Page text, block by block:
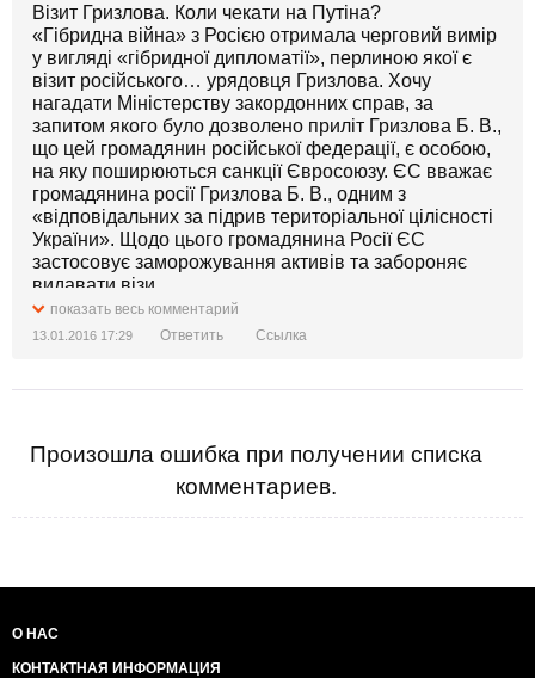
Візит Гризлова. Коли чекати на Путіна?
«Гібридна війна» з Росією отримала черговий вимір
у вигляді «гібридної дипломатії», перлиною якої є
візит російського… урядовця Гризлова. Хочу
нагадати Міністерству закордонних справ, за
запитом якого було дозволено приліт Гризлова Б. В.,
що цей громадянин російської федерації, є особою,
на яку поширюються санкції Євросоюзу. ЄС вважає
громадянина росії Гризлова Б. В., одним з
«відповідальних за підрив територіальної цілісності
України». Щодо цього громадянина Росії ЄС
застосовує заморожування активів та забороняє
видавати візи.
Україна принизливо приймає черговий «гібрид»
росією, але й до Європейського Союзу.
Ми вимагатимемо пояснень від Міністра
закордонних справ. Тому що після цього візиту стає
Мінськ.
показать весь комментарий
13.01.2016 17:29 Ответить Ссылка
Произошла ошибка при получении списка
комментариев.
О НАС
КОНТАКТНАЯ ИНФОРМАЦИЯ